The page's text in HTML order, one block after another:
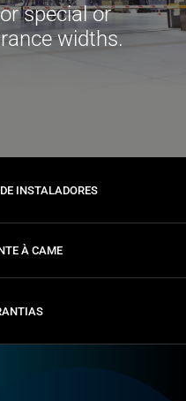
special or
widths.
INSTALADORES
À CAME